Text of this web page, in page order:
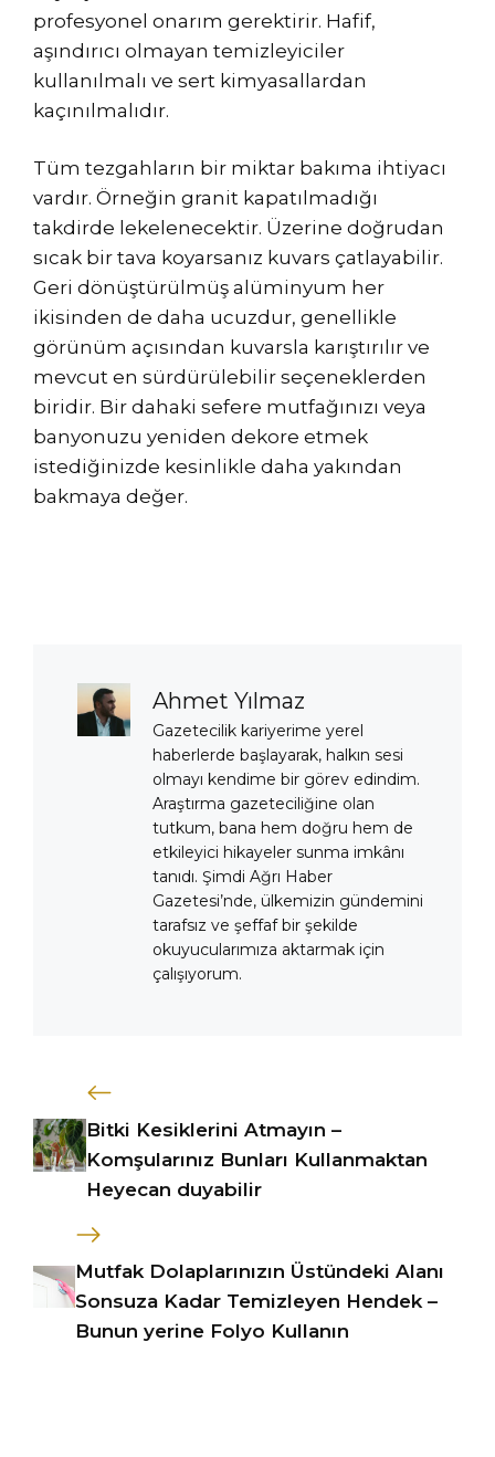
profesyonel onarım gerektirir. Hafif,
aşındırıcı olmayan temizleyiciler
kullanılmalı ve sert kimyasallardan
kaçınılmalıdır.
Tüm tezgahların bir miktar bakıma ihtiyacı
vardır. Örneğin granit kapatılmadığı
takdirde lekelenecektir. Üzerine doğrudan
sıcak bir tava koyarsanız kuvars çatlayabilir.
Geri dönüştürülmüş alüminyum her
ikisinden de daha ucuzdur, genellikle
görünüm açısından kuvarsla karıştırılır ve
mevcut en sürdürülebilir seçeneklerden
biridir. Bir dahaki sefere mutfağınızı veya
banyonuzu yeniden dekore etmek
istediğinizde kesinlikle daha yakından
bakmaya değer.
Ahmet Yılmaz
Gazetecilik kariyerime yerel
haberlerde başlayarak, halkın sesi
olmayı kendime bir görev edindim.
Araştırma gazeteciliğine olan
tutkum, bana hem doğru hem de
etkileyici hikayeler sunma imkânı
tanıdı. Şimdi Ağrı Haber
Gazetesi’nde, ülkemizin gündemini
tarafsız ve şeffaf bir şekilde
okuyucularımıza aktarmak için
çalışıyorum.
Bitki Kesiklerini Atmayın –
Komşularınız Bunları Kullanmaktan
Heyecan duyabilir
Mutfak Dolaplarınızın Üstündeki Alanı
Sonsuza Kadar Temizleyen Hendek –
Bunun yerine Folyo Kullanın